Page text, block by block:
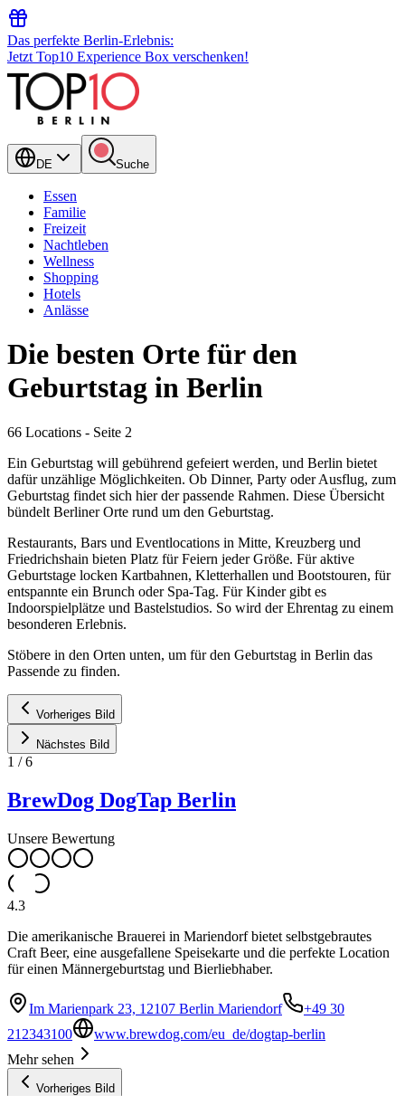
Das perfekte Berlin-Erlebnis:
Jetzt Top10 Experience Box verschenken!
DE Suche
Essen
Familie
Freizeit
Nachtleben
Wellness
Shopping
Hotels
Anlässe
Die besten Orte für den
Geburtstag in Berlin
66 Locations - Seite 2
Ein Geburtstag will gebührend gefeiert werden, und Berlin bietet
dafür unzählige Möglichkeiten. Ob Dinner, Party oder Ausflug, zum
Geburtstag findet sich hier der passende Rahmen. Diese Übersicht
bündelt Berliner Orte rund um den Geburtstag.
Restaurants, Bars und Eventlocations in Mitte, Kreuzberg und
Friedrichshain bieten Platz für Feiern jeder Größe. Für aktive
Geburtstage locken Kartbahnen, Kletterhallen und Bootstouren, für
entspannte ein Brunch oder Spa-Tag. Für Kinder gibt es
Indoorspielplätze und Bastelstudios. So wird der Ehrentag zu einem
besonderen Erlebnis.
Stöbere in den Orten unten, um für den Geburtstag in Berlin das
Passende zu finden.
Vorheriges Bild
Nächstes Bild
1 /6
BrewDog DogTap Berlin
Unsere Bewertung
4.3
Die amerikanische Brauerei in Mariendorf bietet selbstgebrautes
Craft Beer, eine ausgefallene Speisekarte und die perfekte Location
für einen Männergeburtstag und Bierliebhaber.
Im Marienpark 23, 12107 Berlin Mariendorf
+49 30
212343100
www.brewdog.com/eu_de/dogtap-berlin
Mehr sehen
Vorheriges Bild